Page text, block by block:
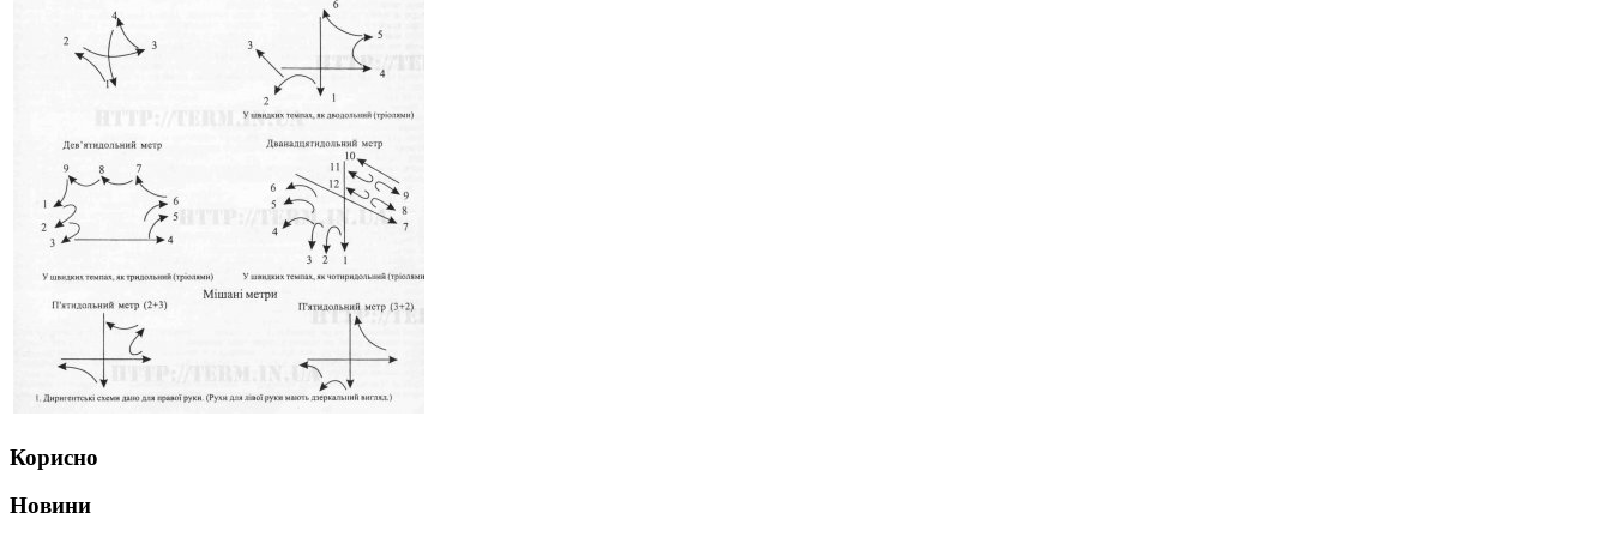
Корисно
Новини